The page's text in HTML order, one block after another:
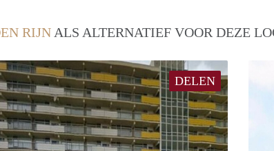
RIJN ALS ALTERNATIEF VOOR DEZE
DELEN